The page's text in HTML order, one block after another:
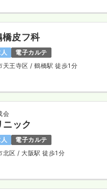
皮フ科
電子カルテ
天王寺区/ 鶴橋駅 徒歩1分
会
ニック
電子カルテ
北区/ 大阪駅 徒歩1分